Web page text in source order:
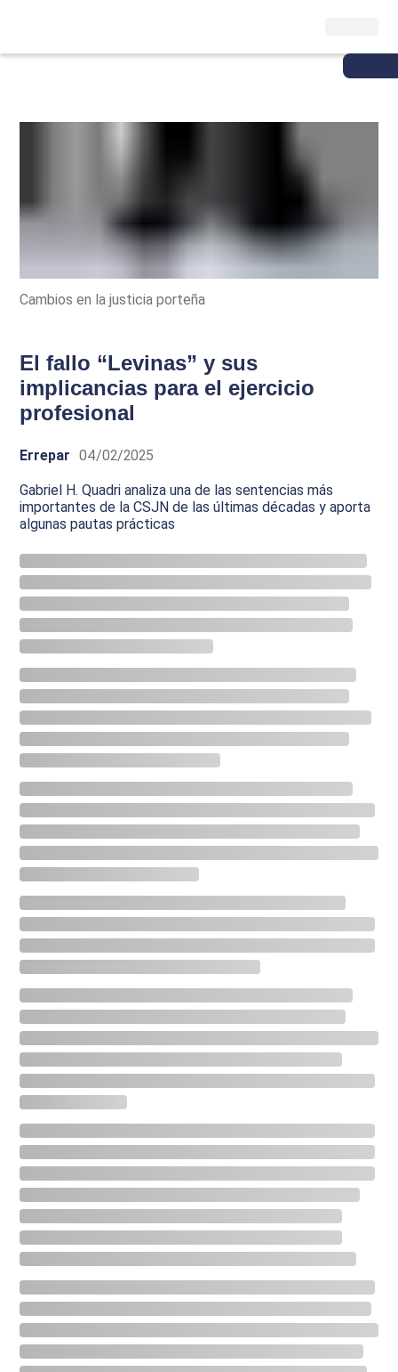
Cambios en la justicia porteña
El fallo “Levinas” y sus
implicancias para el ejercicio
profesional
Errepar 04/02/2025
Gabriel H. Quadri analiza una de las sentencias más
importantes de la CSJN de las últimas décadas y aporta
algunas pautas prácticas